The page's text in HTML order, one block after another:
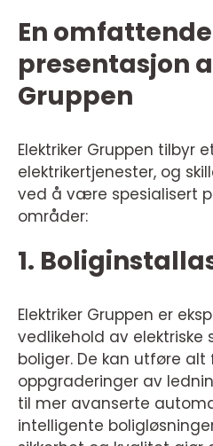
En omfattende
presentasjon
Gruppen
Elektriker Gruppen tilbyr
elektrikertjenester, og
ved å være spesialisert
områder:
1.
Elektriker Gruppen er
vedlikehold av elektriske
boliger. De kan utføre alt
oppgraderinger av
til mer avanserte
intelligente